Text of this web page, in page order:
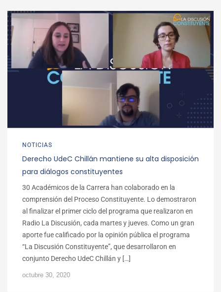
NOTICIAS
Derecho UdeC Chillán mantiene su alta disposición
para diálogos constituyentes
30 Académicos de la Carrera han colaborado en la
comprensión del Proceso Constituyente. Lo demostraron
al finalizar el primer ciclo del programa que realizaron en
Radio La Discusión, cada martes y jueves. Como un gran
aporte fue calificado por la opinión pública el programa
“La Discusión Constituyente”, que desarrollaron en
conjunto Derecho UdeC Chillán y […]
octubre 30, 2020